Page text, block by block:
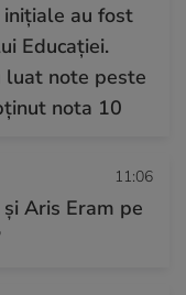
au fost
Educației.
luat note peste
nota 10
11:06
Aris Eram pe